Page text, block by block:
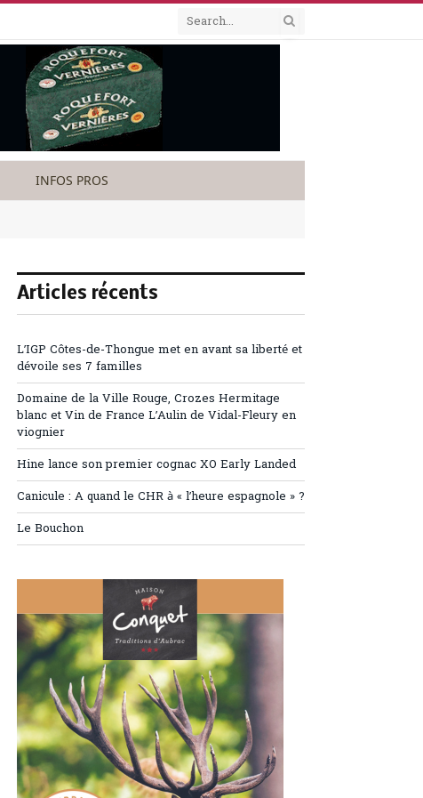
INFOS PROS
Articles récents
L’IGP Côtes-de-Thongue met en avant sa liberté et
dévoile ses 7 familles
Domaine de la Ville Rouge, Crozes Hermitage
blanc et Vin de France L’Aulin de Vidal-Fleury en
viognier
Hine lance son premier cognac XO Early Landed
Canicule : A quand le CHR à « l’heure espagnole » ?
Le Bouchon